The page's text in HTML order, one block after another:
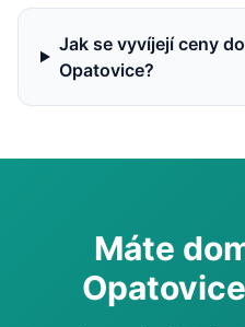
Jak se vyvíjejí ceny
Opatovice?
Máte